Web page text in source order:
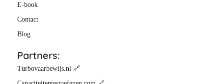
E-book
Contact
Blog
Partners:
Turbovaarbewijs.nl 🔗